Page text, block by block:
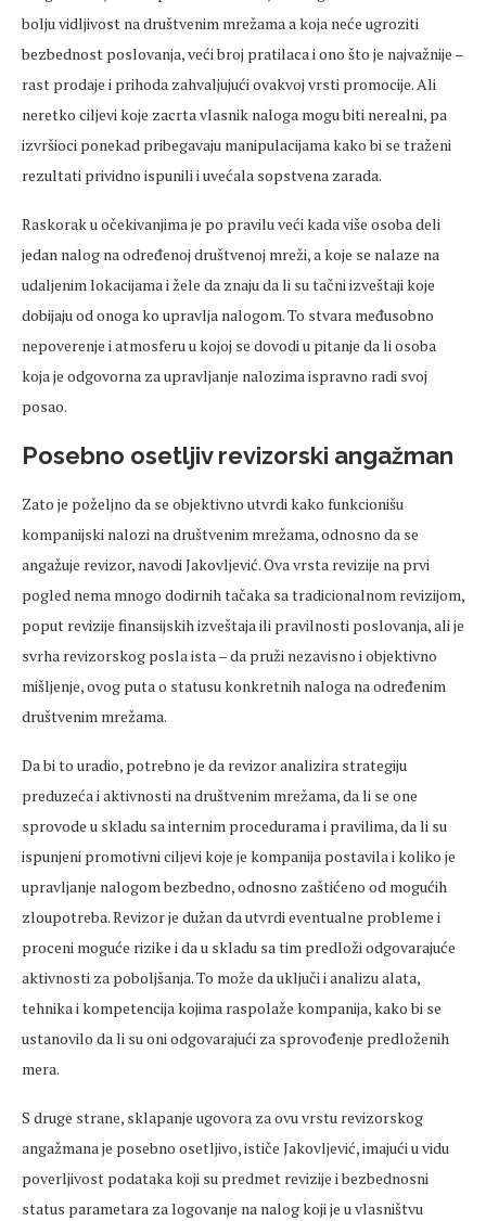
bolju vidljivost na društvenim mrežama a koja neće ugroziti
bezbednost poslovanja, veći broj pratilaca i ono što je najvažnije –
rast prodaje i prihoda zahvaljujući ovakvoj vrsti promocije. Ali
neretko ciljevi koje zacrta vlasnik naloga mogu biti nerealni, pa
izvršioci ponekad pribegavaju manipulacijama kako bi se traženi
rezultati prividno ispunili i uvećala sopstvena zarada.
Raskorak u očekivanjima je po pravilu veći kada više osoba deli
jedan nalog na određenoj društvenoj mreži, a koje se nalaze na
udaljenim lokacijama i žele da znaju da li su tačni izveštaji koje
dobijaju od onoga ko upravlja nalogom. To stvara međusobno
nepoverenje i atmosferu u kojoj se dovodi u pitanje da li osoba
koja je odgovorna za upravljanje nalozima ispravno radi svoj
posao.
Posebno osetljiv revizorski angažman
Zato je poželjno da se objektivno utvrdi kako funkcionišu
kompanijski nalozi na društvenim mrežama, odnosno da se
angažuje revizor, navodi Jakovljević. Ova vrsta revizije na prvi
pogled nema mnogo dodirnih tačaka sa tradicionalnom revizijom,
poput revizije finansijskih izveštaja ili pravilnosti poslovanja, ali je
svrha revizorskog posla ista – da pruži nezavisno i objektivno
mišljenje, ovog puta o statusu konkretnih naloga na određenim
društvenim mrežama.
Da bi to uradio, potrebno je da revizor analizira strategiju
preduzeća i aktivnosti na društvenim mrežama, da li se one
sprovode u skladu sa internim procedurama i pravilima, da li su
ispunjeni promotivni ciljevi koje je kompanija postavila i koliko je
upravljanje nalogom bezbedno, odnosno zaštićeno od mogućih
zloupotreba. Revizor je dužan da utvrdi eventualne probleme i
proceni moguće rizike i da u skladu sa tim predloži odgovarajuće
aktivnosti za poboljšanja. To može da uključi i analizu alata,
tehnika i kompetencija kojima raspolaže kompanija, kako bi se
ustanovilo da li su oni odgovarajući za sprovođenje predloženih
mera.
S druge strane, sklapanje ugovora za ovu vrstu revizorskog
angažmana je posebno osetljivo, ističe Jakovljević, imajući u vidu
poverljivost podataka koji su predmet revizije i bezbednosni
status parametara za logovanje na nalog koji je u vlasništvu